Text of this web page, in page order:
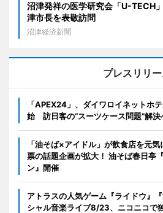
沼津発祥の医学研究会「U-TECH
津市長を表敬訪問
沼津経済新聞
プレスリリ
「APEX24」、ダイワロイネットホ
始 訪日客の“スーツケース問題”解決
「油そば×アイドル」が飲食店を元
票の話題企画が拡大！ 油そば春日亭
ン』開催
アトラスの人気ゲーム『ライドウ』
シャル音楽ライブ8/23、ニコニコで